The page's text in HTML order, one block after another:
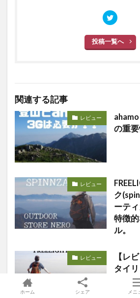
投稿一覧へ
関連する記事
レビュー
の重
レビュー
ク
ーテ
特徴
ル。
レビュー
【レ
タイ
ル、
ホーム シェア メニ